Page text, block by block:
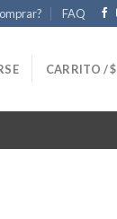
FAQ
CARRITO /$